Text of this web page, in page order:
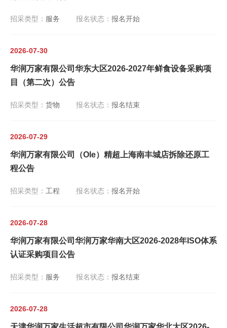
招采类型： 服务 报名状态： 报名开始
2026-07-30
华润万家有限公司华东大区2026-2027年鲜食设备采购项
目（第二次）公告
招采类型： 货物 报名状态： 报名结束
2026-07-29
华润万家有限公司（Ole）精超上海南丰城店拆除还原工
程公告
招采类型： 工程 报名状态： 报名开始
2026-07-28
华润万家有限公司华润万家华南大区2026-2028年ISO体系
认证采购项目公告
招采类型： 服务 报名状态： 报名结束
2026-07-28